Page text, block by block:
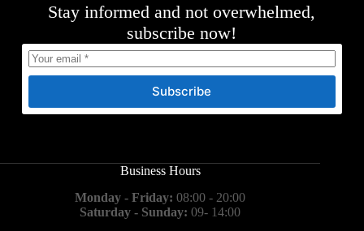
Stay informed and not overwhelmed,
subscribe now!
Subscribe
Business Hours
Monday - Friday: 08:00 - 20:00
Saturday - Sunday: 09- 14:00